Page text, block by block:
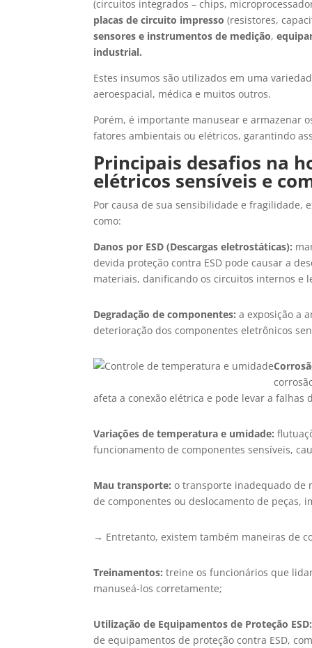
(circuitos integrados – chips,
placas de circuito impresso (resistores,
sensores e instrumentos de medição,
industrial.
Estes insumos são utilizados em uma
aeroespacial, médica e muitos outros.
Porém, é importante manusear e armazenar
fatores ambientais ou elétricos, garantindo
Principais desafios na
elétricos sensíveis e
Por causa de sua sensibilidade e fragilidade,
como:
Danos por ESD (Descargas eletrostáticas):
devida proteção contra ESD pode causar a
materiais, danificando os circuitos internos e
Degradação de componentes: a exposição a
deterioração dos componentes eletrônicos
afeta a conexão elétrica e pode levar a falhas
Variações de temperatura e umidade:
funcionamento de componentes sensíveis,
Mau transporte: o transporte inadequado de
de componentes ou deslocamento de peças,
→ Entretanto, existem também maneiras de
Treinamentos: treine os funcionários que
manuseá-los corretamente;
Utilização de Equipamentos de Proteção ESD:
de equipamentos de proteção contra ESD,